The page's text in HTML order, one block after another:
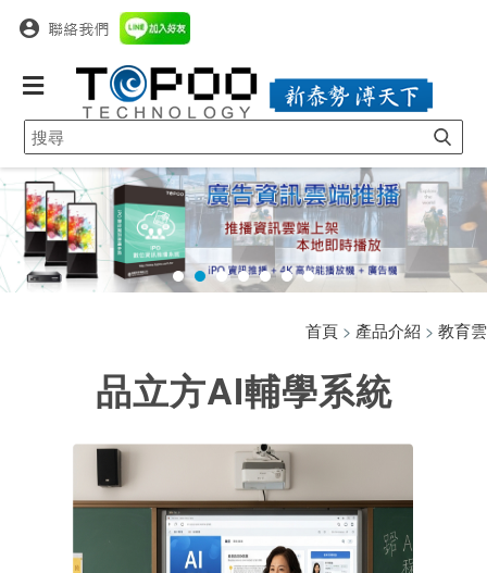
品立方AI輔學系統
首頁 > 產品介紹 > 教育雲